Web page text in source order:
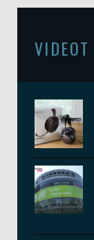
VIDEOT